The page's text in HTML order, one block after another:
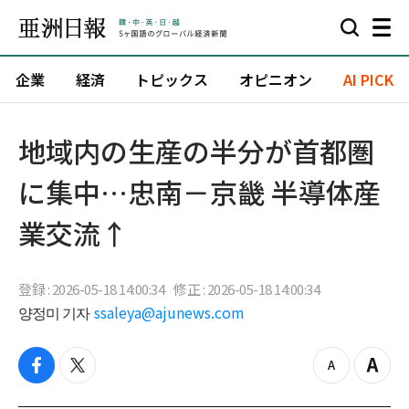
企業 経済 トピックス オピニオン AI PICK
地域内の生産の半分が首都圏
に集中…忠南－京畿 半導体産
業交流↑
登録 : 2026-05-18 14:00:34 修正 : 2026-05-18 14:00:34
양정미 기자 ssaleya@ajunews.com
f
t
z
Z